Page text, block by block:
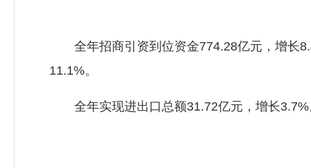
全年招商引资到位资金774.28亿元，增长
11.1%。
全年实现进出口总额31.72亿元，增长3.7%